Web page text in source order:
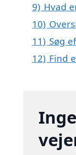
9) Hvad
10)
11) Søg
12) Find